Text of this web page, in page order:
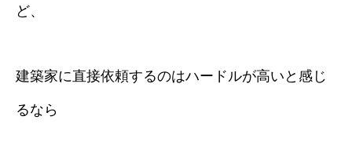
ど、
建築家に直接依頼するのはハードルが高いと感じ
るなら